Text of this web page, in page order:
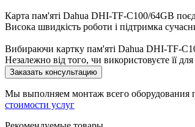
Карта пам'яті Dahua DHI-TF-C100/64GB
Висока швидкість роботи і підтримка
Вибираючи картку пам'яті Dahua DHI-TF-
Незалежно від того, чи використовуєте її для
Заказать консультацию
Мы выполняем монтаж всего оборудования
стоимости услуг